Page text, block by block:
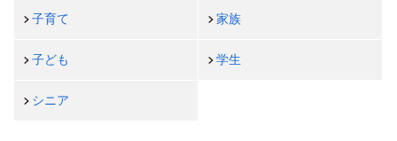
子育て 家族
子ども 学生
シニア